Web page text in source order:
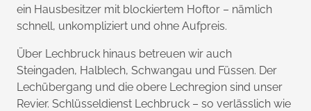
ein Hausbesitzer mit blockiertem Hoftor – nämlich
schnell, unkompliziert und ohne Aufpreis.
Über Lechbruck hinaus betreuen wir auch
Steingaden, Halblech, Schwangau und Füssen. Der
Lechübergang und die obere Lechregion sind unser
Revier. Schlüsseldienst Lechbruck – so verlässlich wie